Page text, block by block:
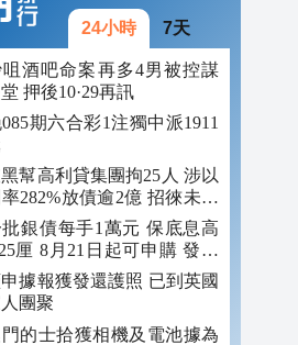
24小時 7天
咀酒吧命案再多4男被控謀
押後10·29再訊
期六合彩1注獨中派1911
幫高利貸集團拘25人 涉以
282%放債逾2億 招徠未成
銀債每手1萬元 保底息高
厘 8月21日起可申購 發行
多550億
據報獲發還護照 已到英國
團聚
的士拾獲相機及電池據為